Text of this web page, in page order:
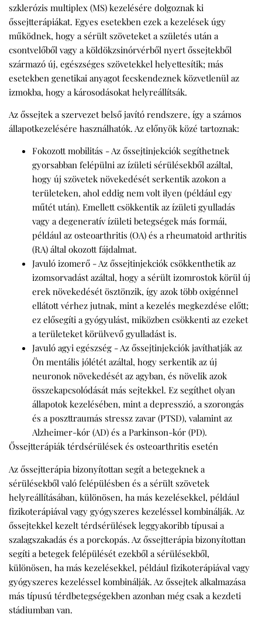
szklerózis multiplex (MS) kezelésére dolgoznak ki
őssejtterápiákat. Egyes esetekben ezek a kezelések úgy
működnek, hogy a sérült szöveteket a születés után a
csontvelőből vagy a köldökzsinórvérből nyert őssejtekből
származó új, egészséges szövetekkel helyettesítik; más
esetekben genetikai anyagot fecskendeznek közvetlenül az
izmokba, hogy a károsodásokat helyreállítsák.
Az őssejtek a szervezet belső javító rendszere, így a számos
állapotkezelésére használhatók. Az előnyök közé tartoznak:
Fokozott mobilitás - Az őssejtinjekciók segíthetnek
gyorsabban felépülni az ízületi sérülésekből azáltal,
hogy új szövetek növekedését serkentik azokon a
területeken, ahol eddig nem volt ilyen (például egy
műtét után). Emellett csökkentik az ízületi gyulladás
vagy a degeneratív ízületi betegségek más formái,
például az osteoarthritis (OA) és a rheumatoid arthritis
(RA) által okozott fájdalmat.
Javuló izomerő - Az őssejtinjekciók csökkenthetik az
izomsorvadást azáltal, hogy a sérült izomrostok körül új
erek növekedését ösztönzik, így azok több oxigénnel
ellátott vérhez jutnak, mint a kezelés megkezdése előtt;
ez elősegíti a gyógyulást, miközben csökkenti az ezeket
a területeket körülvevő gyulladást is.
Javuló agyi egészség - Az őssejtinjekciók javíthatják az
Ön mentális jólétét azáltal, hogy serkentik az új
neuronok növekedését az agyban, és növelik azok
összekapcsolódását más sejtekkel. Ez segíthet olyan
állapotok kezelésében, mint a depresszió, a szorongás
és a poszttraumás stressz zavar (PTSD), valamint az
Alzheimer-kór (AD) és a Parkinson-kór (PD).
Őssejtterápiák térdsérülések és osteoarthritis esetén
Az őssejtterápia bizonyítottan segít a betegeknek a
sérülésekből való felépülésben és a sérült szövetek
helyreállításában, különösen, ha más kezelésekkel, például
fizikoterápiával vagy gyógyszeres kezeléssel kombinálják. Az
őssejtekkel kezelt térdsérülések leggyakoribb típusai a
szalagszakadás és a porckopás. Az őssejtterápia bizonyítottan
segíti a betegek felépülését ezekből a sérülésekből,
különösen, ha más kezelésekkel, például fizikoterápiával vagy
gyógyszeres kezeléssel kombinálják. Az őssejtek alkalmazása
más típusú térdbetegségekben azonban még csak a kezdeti
stádiumban van.